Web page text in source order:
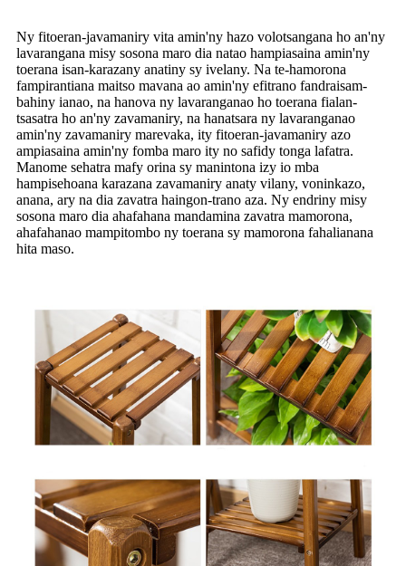
Ny fitoeran-javamaniry vita amin'ny hazo volotsangana ho an'ny
lavarangana misy sosona maro dia natao hampiasaina amin'ny
toerana isan-karazany anatiny sy ivelany. Na te-hamorona
fampirantiana maitso mavana ao amin'ny efitrano fandraisam-
bahiny ianao, na hanova ny lavaranganao ho toerana fialan-
tsasatra ho an'ny zavamaniry, na hanatsara ny lavaranganao
amin'ny zavamaniry marevaka, ity fitoeran-javamaniry azo
ampiasaina amin'ny fomba maro ity no safidy tonga lafatra.
Manome sehatra mafy orina sy manintona izy io mba
hampisehoana karazana zavamaniry anaty vilany, voninkazo,
anana, ary na dia zavatra haingon-trano aza. Ny endriny misy
sosona maro dia ahafahana mandamina zavatra mamorona,
ahafahanao mampitombo ny toerana sy mamorona fahalianana
hita maso.